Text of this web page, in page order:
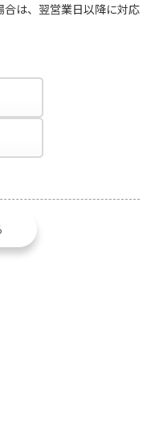
は、翌営業日以降に対応